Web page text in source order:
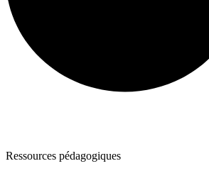
Ressources pédagogiques